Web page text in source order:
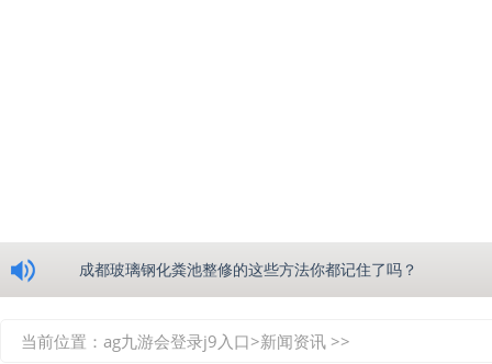
成都玻璃钢化粪池整修的这些方法你都记住了吗？
当前位置： ag九游会登录j9入口>新闻资讯 >>